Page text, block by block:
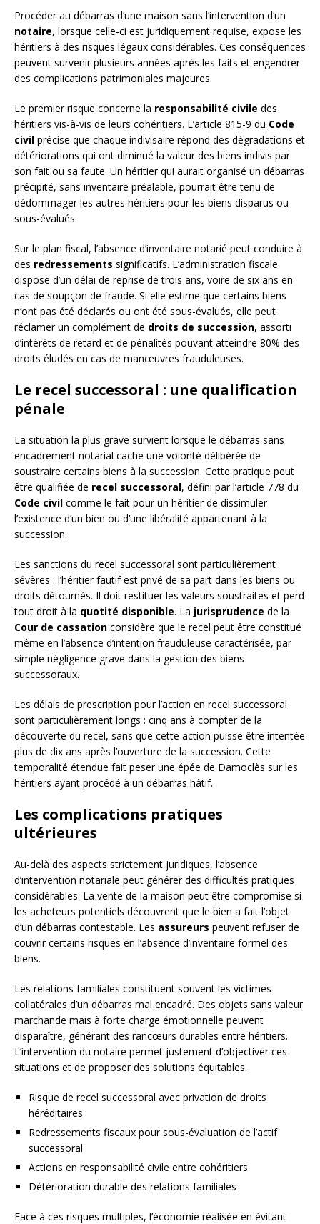
Procéder au débarras d’une maison sans l’intervention d’un
notaire, lorsque celle-ci est juridiquement requise, expose les
héritiers à des risques légaux considérables. Ces conséquences
peuvent survenir plusieurs années après les faits et engendrer
des complications patrimoniales majeures.
Le premier risque concerne la responsabilité civile des
héritiers vis-à-vis de leurs cohéritiers. L’article 815-9 du Code
civil précise que chaque indivisaire répond des dégradations et
détériorations qui ont diminué la valeur des biens indivis par
son fait ou sa faute. Un héritier qui aurait organisé un débarras
précipité, sans inventaire préalable, pourrait être tenu de
dédommager les autres héritiers pour les biens disparus ou
sous-évalués.
Sur le plan fiscal, l’absence d’inventaire notarié peut conduire à
des redressements significatifs. L’administration fiscale
dispose d’un délai de reprise de trois ans, voire de six ans en
cas de soupçon de fraude. Si elle estime que certains biens
n’ont pas été déclarés ou ont été sous-évalués, elle peut
réclamer un complément de droits de succession, assorti
d’intérêts de retard et de pénalités pouvant atteindre 80% des
droits éludés en cas de manœuvres frauduleuses.
Le recel successoral : une qualification
pénale
La situation la plus grave survient lorsque le débarras sans
encadrement notarial cache une volonté délibérée de
soustraire certains biens à la succession. Cette pratique peut
être qualifiée de recel successoral, défini par l’article 778 du
Code civil comme le fait pour un héritier de dissimuler
l’existence d’un bien ou d’une libéralité appartenant à la
succession.
Les sanctions du recel successoral sont particulièrement
sévères : l’héritier fautif est privé de sa part dans les biens ou
droits détournés. Il doit restituer les valeurs soustraites et perd
tout droit à la quotité disponible. La jurisprudence de la
Cour de cassation considère que le recel peut être constitué
même en l’absence d’intention frauduleuse caractérisée, par
simple négligence grave dans la gestion des biens
successoraux.
Les délais de prescription pour l’action en recel successoral
sont particulièrement longs : cinq ans à compter de la
découverte du recel, sans que cette action puisse être intentée
plus de dix ans après l’ouverture de la succession. Cette
temporalité étendue fait peser une épée de Damoclès sur les
héritiers ayant procédé à un débarras hâtif.
Les complications pratiques
ultérieures
Au-delà des aspects strictement juridiques, l’absence
d’intervention notariale peut générer des difficultés pratiques
considérables. La vente de la maison peut être compromise si
les acheteurs potentiels découvrent que le bien a fait l’objet
d’un débarras contestable. Les assureurs peuvent refuser de
couvrir certains risques en l’absence d’inventaire formel des
biens.
Les relations familiales constituent souvent les victimes
collatérales d’un débarras mal encadré. Des objets sans valeur
marchande mais à forte charge émotionnelle peuvent
disparaître, générant des rancœurs durables entre héritiers.
L’intervention du notaire permet justement d’objectiver ces
situations et de proposer des solutions équitables.
Risque de recel successoral avec privation de droits
héréditaires
Redressements fiscaux pour sous-évaluation de l’actif
successoral
Actions en responsabilité civile entre cohéritiers
Détérioration durable des relations familiales
Face à ces risques multiples, l’économie réalisée en évitant